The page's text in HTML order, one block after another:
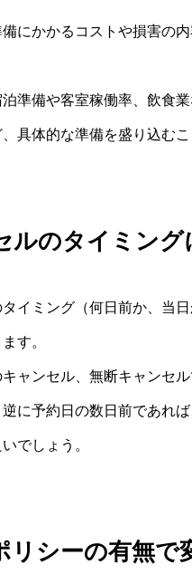
にかかるコストや損害の
準備や客室稼働率、飲食
具体的な準備を盛り込む
ルのタイミン
イミング（何日前か、当
す。
ャンセル、無断キャンセ
に予約日の数日前であれ
でしょう。
リシーの有無で